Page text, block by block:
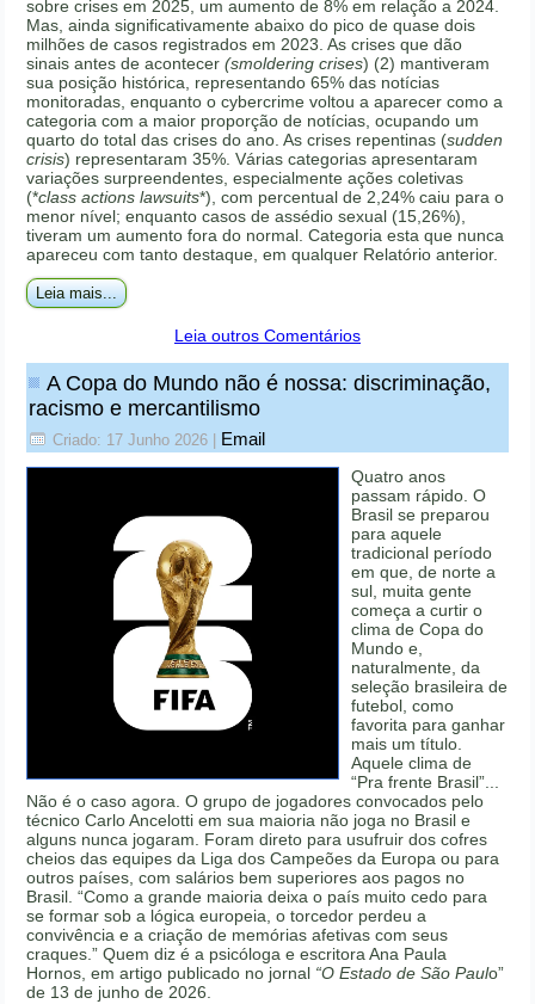
sobre crises em 2025, um aumento de 8% em relação a 2024.
Mas, ainda significativamente abaixo do pico de quase dois
milhões de casos registrados em 2023. As crises que dão
sinais antes de acontecer(smoldering crises) (2) mantiveram
sua posição histórica, representando 65% das notícias
monitoradas, enquanto o cybercrime voltou a aparecer como a
categoria com a maior proporção de notícias, ocupando um
quarto do total das crises do ano. As crises repentinas (sudden
crisis) representaram 35%. Várias categorias apresentaram
variações surpreendentes, especialmente ações coletivas
(*class actions lawsuits*), com percentual de 2,24% caiu para o
menor nível; enquanto casos de assédio sexual (15,26%),
tiveram um aumento fora do normal. Categoria esta que nunca
apareceu com tanto destaque, em qualquer Relatório anterior.
Leia mais...
Leia outros Comentários
A Copa do Mundo não é nossa: discriminação,
racismo e mercantilismo
Criado: 17 Junho 2026 Email
Quatro anos
passam rápido. O
Brasil se preparou
para aquele
tradicional período
em que, de norte a
sul, muita gente
começa a curtir o
clima de Copa do
Mundo e,
naturalmente, da
seleção brasileira de
futebol, como
favorita para ganhar
mais um título.
Aquele clima de
“Pra frente Brasil”...
Não é o caso agora. O grupo de jogadores convocados pelo
técnico Carlo Ancelotti em sua maioria não joga no Brasil e
alguns nunca jogaram. Foram direto para usufruir dos cofres
cheios das equipes da Liga dos Campeões da Europa ou para
outros países, com salários bem superiores aos pagos no
Brasil. “Como a grande maioria deixa o país muito cedo para
se formar sob a lógica europeia, o torcedor perdeu a
convivência e a criação de memórias afetivas com seus
craques.” Quem diz é a psicóloga e escritora Ana Paula
Hornos, em artigo publicado no jornal “O Estado de São Paulo”
de 13 de junho de 2026.